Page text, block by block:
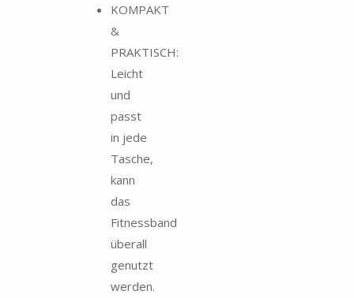
KOMPAKT
&
PRAKTISCH:
Leicht
und
passt
in jede
Tasche,
kann
das
Fitnessband
überall
genutzt
werden.